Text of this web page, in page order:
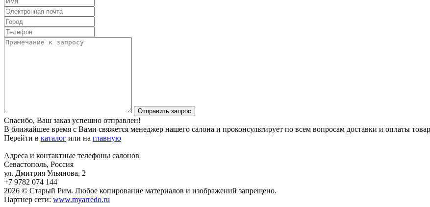
Отправить запрос
Спасибо, Ваш заказ успешно отправлен!
В ближайшее время с Вами свяжется менеджер нашего салона и проконсультирует по всем вопросам доставки и оплаты
Перейти в каталог или на главную
Адреса и контактные телефоны салонов
Севастополь, Россия
ул. Дмитрия Ульянова, 2
+7 9782 074 144
2026 © Старый Рим. Любое копирование материалов и изображений запрещено.
Партнер сети: www.myarredo.ru